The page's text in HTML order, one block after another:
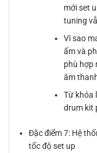
mới set
tuning
Vì sao
ấm và
phù hợp
âm
Từ khóa
drum kit
Đặc điểm 7: Hệ
tốc độ set up